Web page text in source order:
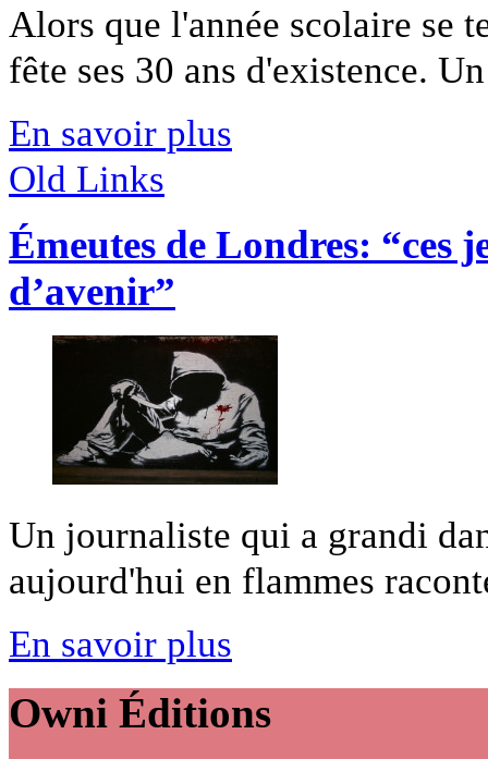
Alors que l'année scolaire se
fête ses 30 ans d'existence.
En savoir plus
Old Links
Émeutes de Londres: “ces
d’avenir”
Un journaliste qui a grandi
aujourd'hui en flammes
En savoir plus
Owni Éditions